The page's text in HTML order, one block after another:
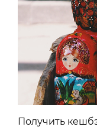
Получить